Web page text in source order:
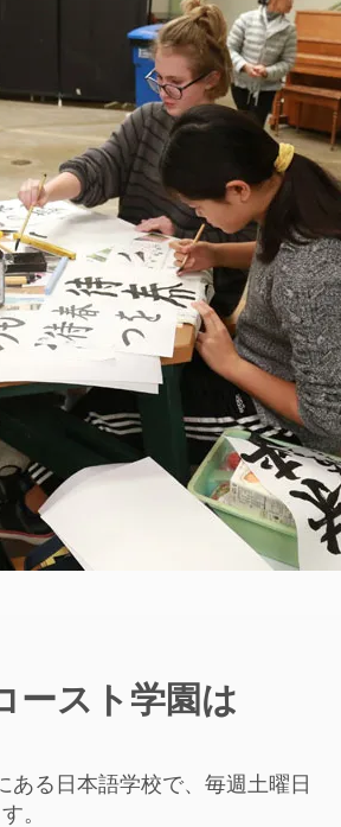
ースト学園は
ある日本語学校で、毎週土曜日
。